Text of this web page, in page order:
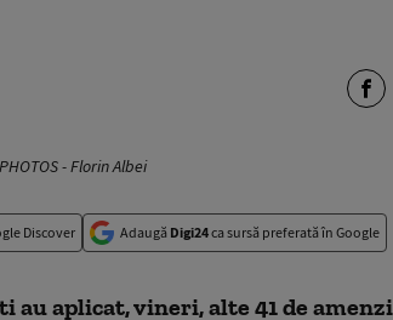
- Florin Albei
Discover Adaugă Digi24ca sursă preferată în Google
aplicat, vineri, alte 41 de